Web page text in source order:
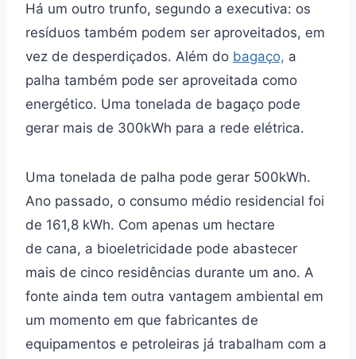
Há um outro trunfo, segundo a executiva: os
resíduos também podem ser aproveitados, em
vez de desperdiçados. Além do bagaço, a
palha também pode ser aproveitada como
energético. Uma tonelada de bagaço pode
gerar mais de 300kWh para a rede elétrica.
Uma tonelada de palha pode gerar 500kWh.
Ano passado, o consumo médio residencial foi
de 161,8 kWh. Com apenas um hectare
de cana, a bioeletricidade pode abastecer
mais de cinco residências durante um ano. A
fonte ainda tem outra vantagem ambiental em
um momento em que fabricantes de
equipamentos e petroleiras já trabalham com a